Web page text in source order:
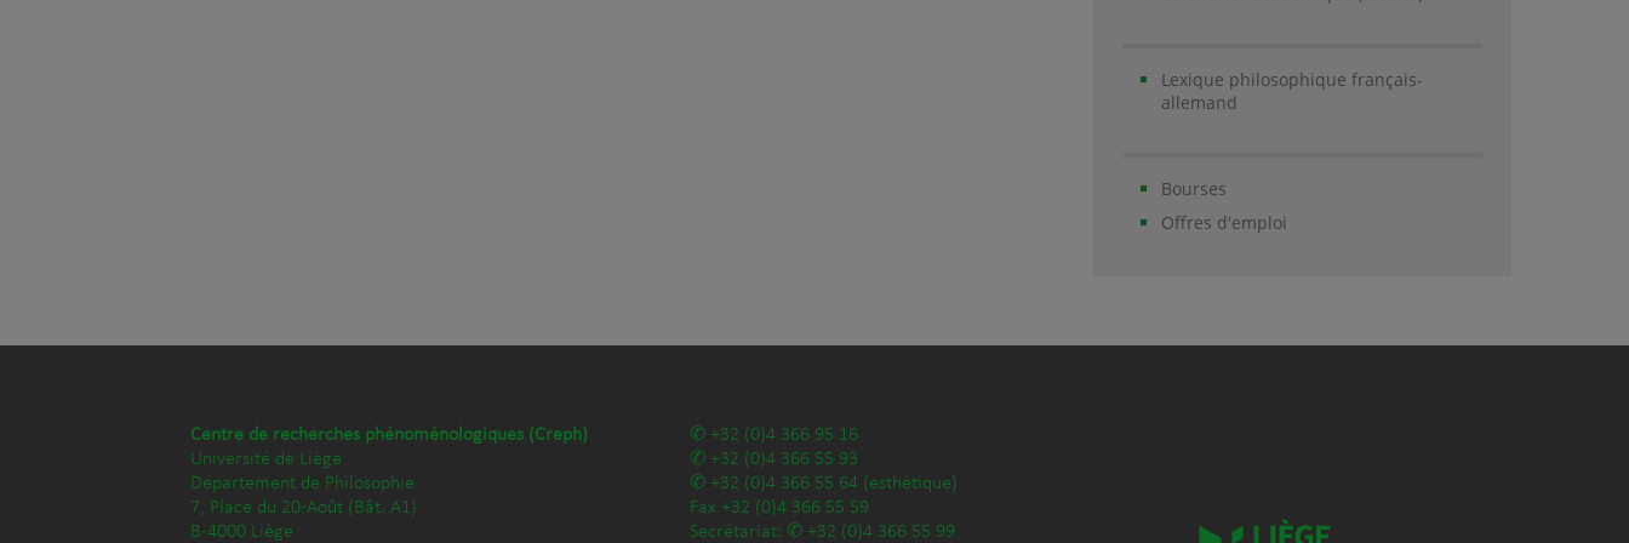
Lexique philosophique français-
allemand
Bourses
Offres d'emploi
Centre de recherches phénoménologiques (Creph)
Université de Liège
Département de Philosophie
7, Place du 20-Août (Bât. A1)
B-4000 Liège
+32 (0)4 366 95 16
+32 (0)4 366 55 93
+32 (0)4 366 55 64 (esthétique)
Fax +32 (0)4 366 55 59
Secrétariat:
+32 (0)4 366 55 99